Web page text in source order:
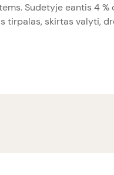
Sudėtyje eantis 4
skirtas valyti,